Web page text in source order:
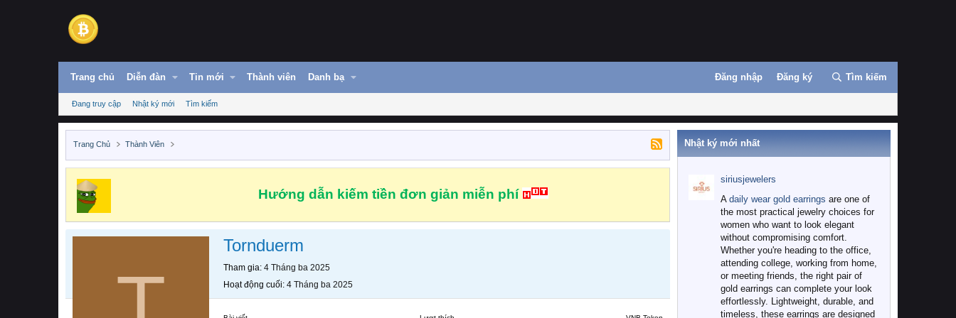
Trang chủ Diễn đàn Tin mới Thành viên Danh bạ Đăng nhập Đăng ký Tìm kiếm
Đang truy cập Nhật ký mới Tìm kiếm
Trang Chủ Thành Viên
Hướng dẫn kiếm tiền đơn giản miễn phí
Tornduerm
Tham gia 4 Tháng ba 2025
Hoạt động cuối 4 Tháng ba 2025
Nhật ký mới nhất
siriusjewelers
A daily wear gold earrings are one of
the most practical jewelry choices for
women who want to look elegant
without compromising comfort.
Whether you're heading to the office,
attending college, working from home,
or meeting friends, the right pair of
gold earrings can complete your look
effortlessly. Lightweight, durable, and
timeless, these earrings are designed